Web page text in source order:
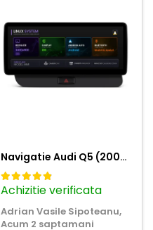
Navigatie Audi Q5 (2009-2017), Linux OS & OEM, MMI 3G, CarPlay & Android Auto Wireless, MirrorLink, Camera AHD, 12.3 Inch - AD-BGAALNXH+AD-BGRKITQ5002
Achizitie verificata
Adrian Vasile Sipoteanu,
Acum 2 saptamani